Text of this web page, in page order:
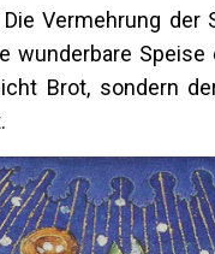
Vermehrung der
wunderbare Speise
Brot, sondern